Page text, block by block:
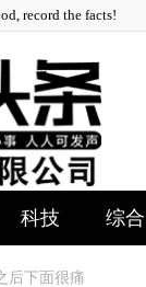
record the facts!
科技 综合
后下面很痛